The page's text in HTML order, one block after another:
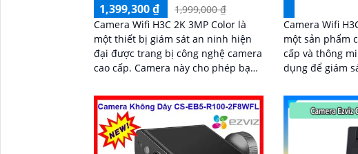
1,399,300 ₫
1,999,000 ₫
Camera Wifi H3C 2K 3MP Color là
một thiết bị giám sát an ninh hiện
đại được trang bị công nghệ camera
cao cấp. Camera này cho phép bạn
lượng cao từ bất kỳ nơi nào trên thế
giới thông qua mạng wifi
Camera Wifi
một sản phẩm
cấp và thông
dụng để giám
Với...